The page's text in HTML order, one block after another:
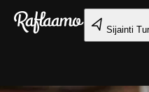
Siirry pääsisältöön
Sijainti